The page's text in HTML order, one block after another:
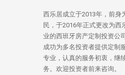
西乐居成立于2013年，前身
民，于2016年正式更改为西
业的西班牙房产定制投资公
成功为多名投资者提供定制
专业，认真的服务初衷，继
务。欢迎投资者前来咨询。